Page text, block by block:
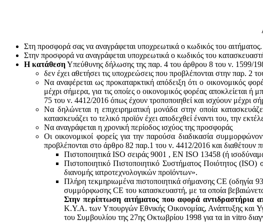
Στη προσφορά σας να αναγράφεται υποχρεωτικά ο κωδικός του αιτήματος.
Στην προσφορά να αναγράφεται υποχρεωτικά ο κωδικός του
Η κατάθεσηΥπεύθυνης δήλωσης της παρ. 4 του άρθρου 8 του ν. 1599/
δεν έχει αθετήσει τις υποχρεώσεις που προβλέπονται στην παρ. 2
Να αναφέρεται ως προκαταρκτική απόδειξη ότι ο οικονομικός
μέχρι σήμερα, για τις οποίες ο οικονομικός φορέας αποκλείεται
75 του ν. 4412/2016 όπως έχουν τροποποιηθεί και ισχύουν μέχρι
Να δηλώνεται η επιχειρηματική μονάδα στην οποία
κατασκευάζει το τελικό προϊόν έχει αποδεχθεί έναντι του, την
Να αναγράφεται η χρονική περίοδος ισχύος της προσφοράς
Οι οικονομικοί φορείς για την παρούσα διαδικασία
προβλέπονται στο άρθρο 82 παρ.1 του ν. 4412/2016 και διαθέτουν
Πιστοποιητικά ISO σειράς 9001 , ΕΝ ISO 13458 (ή
Πιστοποιητικό Πιστοποιητικό Συστήματος Ποιότητος
διανομής ιατροτεχνολογικών προϊόντων».
Πλήρη τεκμηριωμένα πιστοποιητικά σήμανσης CE (οδηγία
συμμόρφωσης CE του κατασκευαστή, με τα οποία
Στην περίπτωση αιτήματος που αφορά αντιδραστήρια
Κ.Υ.Α. των Υπουργών Εθνικής Οικονομίας, Ανάπτυξης και
του Συμβουλίου της 27ης Οκτωβρίου 1998 για τα in vitro